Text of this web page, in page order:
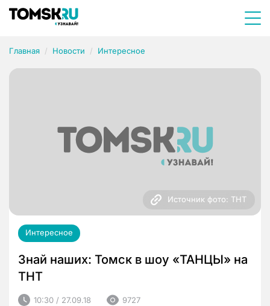
Главная Новости Интересное
Источник фото: ТНТ
Интересное
Знай наших: Томск в шоу «ТАНЦЫ» на
ТНТ
10:30 / 27.09.18 9727